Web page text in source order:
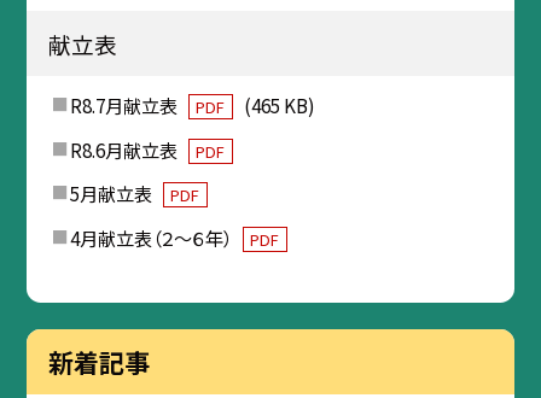
献立表
R8.7月献立表 PDF
(465 KB)
R8.6月献立表
PDF
5月献立表 PDF
4月献立表（２～６年） PDF
新着記事